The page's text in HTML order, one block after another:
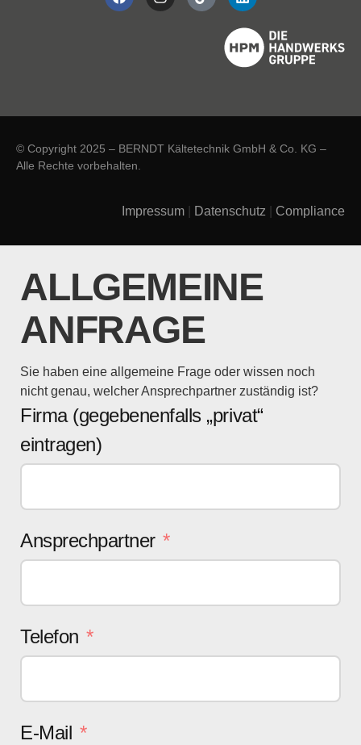
© Copyright 2025 – BERNDT Kältetechnik GmbH & Co. KG –
Alle Rechte vorbehalten.
Impressum Datenschutz Compliance
ALLGEMEINE
ANFRAGE
Sie haben eine allgemeine Frage oder wissen noch
nicht genau, welcher Ansprechpartner zuständig ist?
Firma (gegebenenfalls „privat“
eintragen)
Ansprechpartner
Telefon
E-Mail